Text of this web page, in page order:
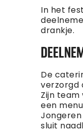
In het
drankje.
De
verzorgd
Zijn
een
sluit